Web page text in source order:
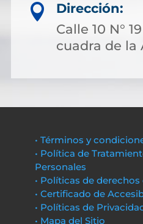

Dirección:
Calle 10 N°
cuadra de la
• Términos y
• Política de
Personales
• Políticas de
• Certificado de
• Políticas de
• Mapa del Sitio